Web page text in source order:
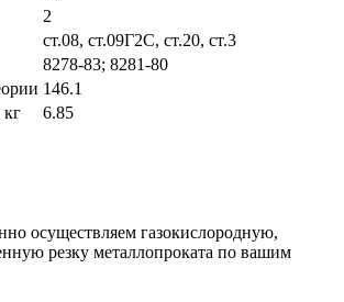
2
ст.08, ст.09Г2С, ст.20, ст.3
8278-83; 8281-80
146.1
6.85
осуществляем газокислородную,
резку металлопроката по вашим